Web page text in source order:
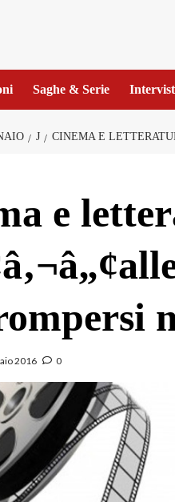
Saghe & Serie
J CINEMA E
e
2016 0